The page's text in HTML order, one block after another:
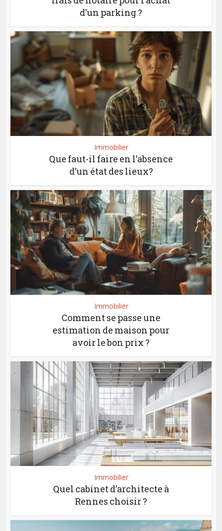
d’un parking ?
Immobilier
Que faut-il faire en l’absence
d’un état des lieux?
Immobilier
Comment se passe une
estimation de maison pour
avoir le bon prix ?
Immobilier
Quel cabinet d’architecte à
Rennes choisir ?